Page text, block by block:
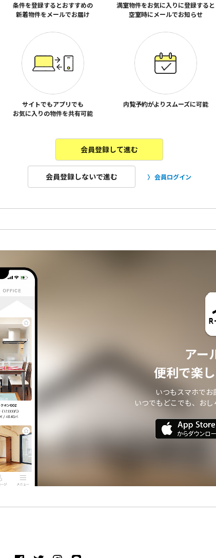
条件を登録するとおすすめの
新着物件をメールでお届け
満室物件をお気に入りに登録すると
空室時にメールでお知らせ
サイトでもアプリでも
お気に入りの物件を共有可能
内覧予約がよりスムーズに可能
会員登録して進む
会員登録しないで進む 会員ログイン
アー
便利で楽
いつもスマホでお
いつでもどこでも、おし